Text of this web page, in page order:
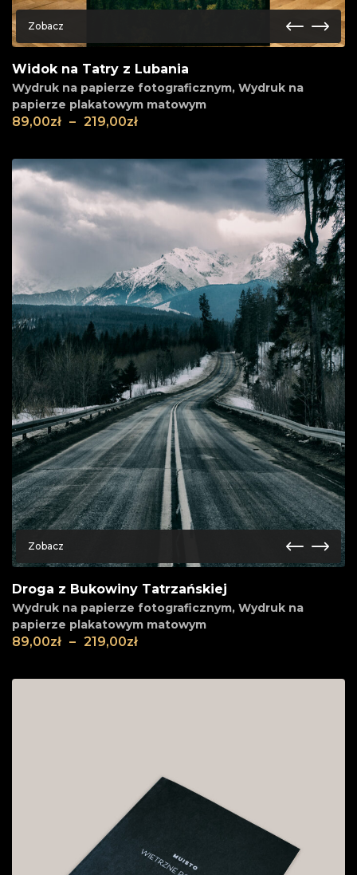
Zobacz
Widok na Tatry z Lubania
Wydruk na papierze fotograficznym, Wydruk na
papierze plakatowym matowym
89,00zł – 219,00zł
Zobacz
Droga z Bukowiny Tatrzańskiej
Wydruk na papierze fotograficznym, Wydruk na
papierze plakatowym matowym
89,00zł – 219,00zł